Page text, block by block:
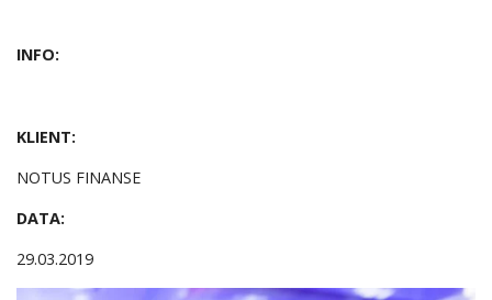
INFO:
KLIENT:
NOTUS FINANSE
DATA:
29.03.2019